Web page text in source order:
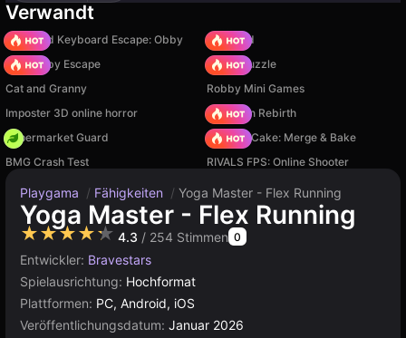
Verwandt
+1 Speed Keyboard Escape: Obby
TB World
Your Obby Escape
Arrow Puzzle
Cat and Granny
Robby Mini Games
Imposter 3D online horror
Stickman Rebirth
Supermarket Guard
Piece of Cake: Merge & Bake
BMG Crash Test
RIVALS FPS: Online Shooter
Playgama / Fähigkeiten / Yoga Master - Flex Running
Yoga Master - Flex Running
★★★★★ 4.3 / 254 Stimmen 0
Entwickler: Bravestars
Spielausrichtung: Hochformat
Plattformen: PC, Android, iOS
Veröffentlichungsdatum: Januar 2026